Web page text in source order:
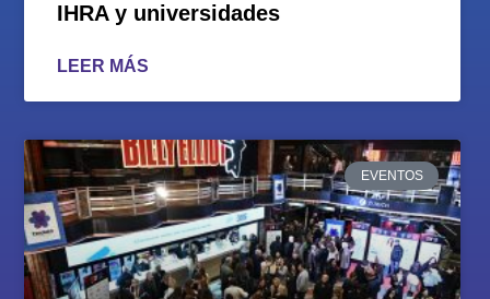
IHRA y universidades
LEER MÁS
EVENTOS